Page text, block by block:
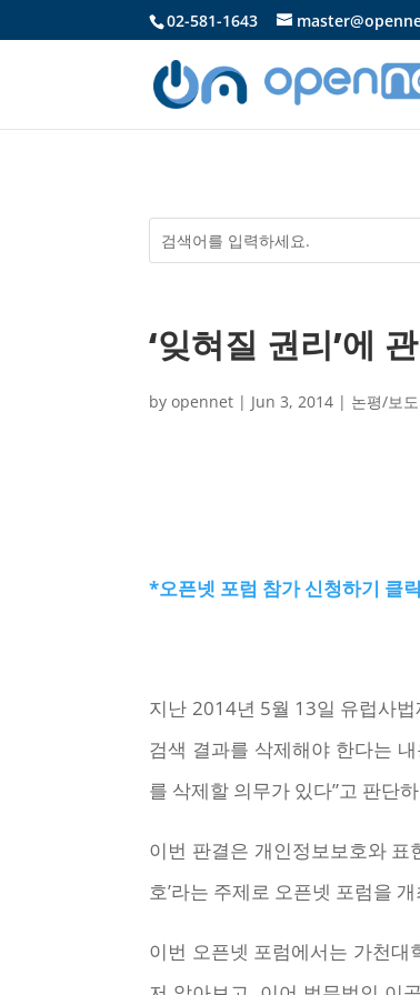
02-581-1643
‘잊혀질 권리’에
byopennet | Jun 3, 2014 | 논평/보
*오픈넷 포럼 참가 신청하기 클릭
지난 2014년 5월 13일 유럽사
검색 결과를 삭제해야 한다는
를 삭제할 의무가 있다”고 판단
이번 판결은 개인정보보호와 표
호’라는 주제로 오픈넷 포럼을
이번 오픈넷 포럼에서는 가천